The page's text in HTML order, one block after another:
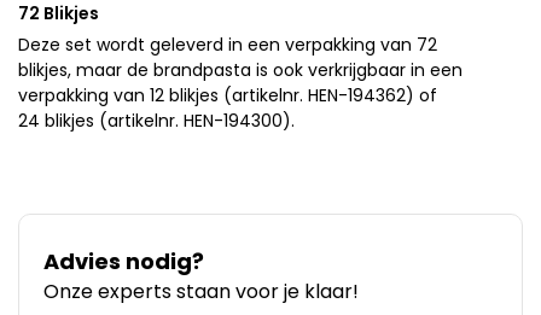
72 Blikjes
Deze set wordt geleverd in een verpakking van 72
blikjes, maar de brandpasta is ook verkrijgbaar in een
verpakking van 12 blikjes (artikelnr. HEN-194362) of
24 blikjes (artikelnr. HEN-194300).
Advies nodig?
Onze experts staan voor je klaar!